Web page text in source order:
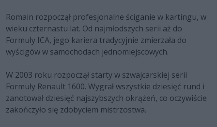
Romain rozpoczął profesjonalne ściganie w kartingu, w
wieku czternastu lat. Od najmłodszych serii aż do
Formuły ICA, jego kariera tradycyjnie zmierzała do
wyścigów w samochodach jednomiejscowych.
W 2003 roku rozpoczął starty w szwajcarskiej serii
Formuły Renault 1600. Wygrał wszystkie dziesięć rund i
zanotował dziesięć najszybszych okrążeń, co oczywiście
zakończyło się zdobyciem mistrzostwa.